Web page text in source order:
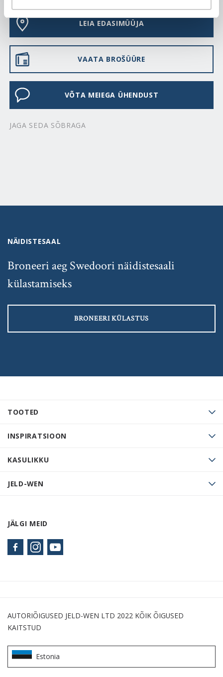
LEIA EDASIMÜÜJA
VAATA BROŠÜÜRE
VÕTA MEIEGA ÜHENDUST
JAGA SEDA SÕBRAGA
TOOTED
INSPIRATSIOON
KASULIKKU
JELD-WEN
JÄLGI MEID
NÄIDISTESAAL
Broneeri aeg Swedoori näidistesaali
külastamiseks
BRONEERI KÜLASTUS
AUTORIÕIGUSED JELD-WEN LTD 2022 KÕIK ÕIGUSED
KAITSTUD
Estonia